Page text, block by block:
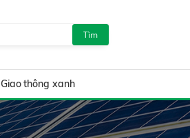
Tìm
Giao thông xanh